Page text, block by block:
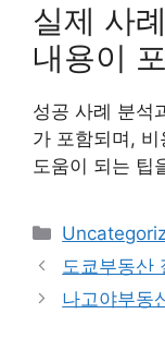
실제 사
내용이
성공 사례 분석
가 포함되며,
도움이 되는 팁
Categories
도쿄부동산
나고야부동